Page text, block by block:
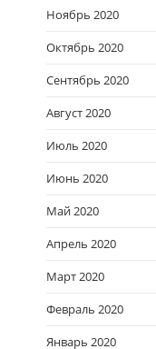
Ноябрь 2020
Октябрь 2020
Сентябрь 2020
Август 2020
Июль 2020
Июнь 2020
Май 2020
Апрель 2020
Март 2020
Февраль 2020
Январь 2020